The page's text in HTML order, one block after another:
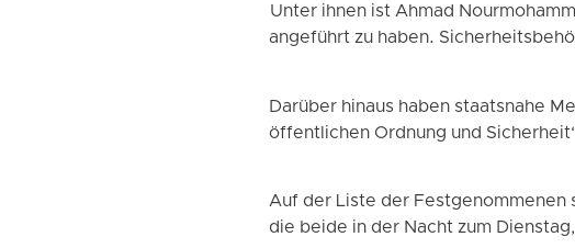
Unter ihnen ist Ahmad
angeführt zu haben.
Darüber hinaus haben staatsnahe
öffentlichen Ordnung und
Auf der Liste der Festgenommenen
die beide in der Nacht zum